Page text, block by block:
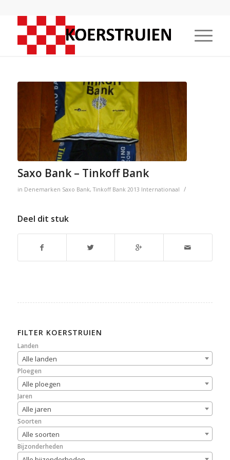
Saxo Bank – Tinkoff Bank
in Denemarken Saxo Bank,Tinkoff Bank 2013 Internationaal /
Deel dit stuk
FILTER KOERSTRUIEN
Landen
Alle landen
Ploegen
Alle ploegen
Jaren
Alle jaren
Soorten
Alle soorten
Bijzonderheden